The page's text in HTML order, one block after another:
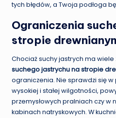
tych błędów, a Twoja podłoga
Ograniczenia
stropie
Chociaż suchy jastrych ma wiele
suchego jastrychu na stropie
ograniczenia. Nie sprawdzi się
wysokiej i stałej wilgotności,
przemysłowych pralniach czy w
kabinach natryskowych. W